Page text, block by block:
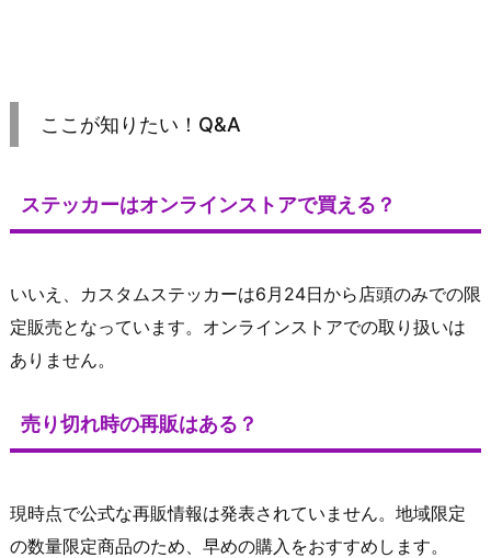
ここが知りたい！Q&A
ステッカーはオンラインストアで買える？
いいえ、カスタムステッカーは6月24日から店頭のみでの限
定販売となっています。オンラインストアでの取り扱いは
ありません。
売り切れ時の再販はある？
現時点で公式な再販情報は発表されていません。地域限定
の数量限定商品のため、早めの購入をおすすめします。